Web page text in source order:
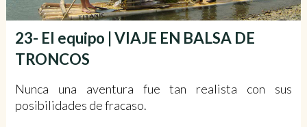
23- El equipo | VIAJE EN BALSA DE
TRONCOS
Nunca una aventura fue tan realista con sus
posibilidades de fracaso.